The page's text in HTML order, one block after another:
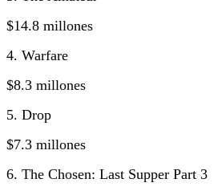
$14.8 millones
4. Warfare
$8.3 millones
5. Drop
$7.3 millones
6. The Chosen: Last Supper Part 3